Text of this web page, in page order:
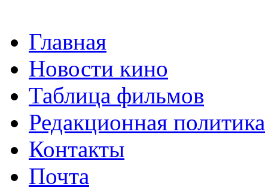
Главная
Новости кино
Таблица фильмов
Редакционная политика
Контакты
Почта